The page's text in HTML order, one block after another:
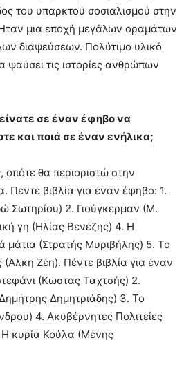
του υπαρκτού σοσιαλισμού στην
μια εποχή μεγάλων οραμάτων
διαψεύσεων. Πολύτιμο υλικό
ψαύσει τις ιστορίες ανθρώπων
σε έναν έφηβο να
και ποιά σε έναν ενήλικα;
οπότε θα περιοριστώ στην
Πέντε βιβλία για έναν έφηβο: 1.
Σωτηρίου) 2. Γιούγκερμαν (Μ.
γη (Ηλίας Βενέζης) 4. Η
(Στρατής Μυριβήλης) 5. Το
(Άλκη Ζέη). Πέντε βιβλία για έναν
(Κώστας Ταχτσής) 2.
Δημητριάδης) 3. Το
4. Ακυβέρνητες Πολιτείες
Η κυρία Κούλα (Μένης